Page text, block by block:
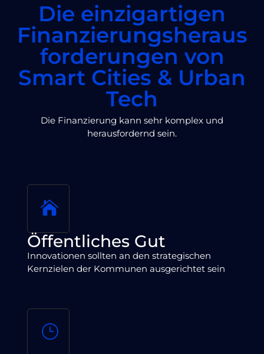
Die einzigartigen
Finanzierungsheraus
forderungen von
Smart Cities & Urban
Tech
Die Finanzierung kann sehr komplex und
herausfordernd sein.
Öffentliches Gut
Innovationen sollten an den strategischen
Kernzielen der Kommunen ausgerichtet sein